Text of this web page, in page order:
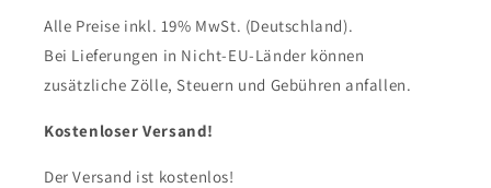
Alle Preise inkl. 19% MwSt. (Deutschland).
Bei Lieferungen in Nicht-EU-Länder können
zusätzliche Zölle, Steuern und Gebühren anfallen.
Kostenloser Versand!
Der Versand ist kostenlos!